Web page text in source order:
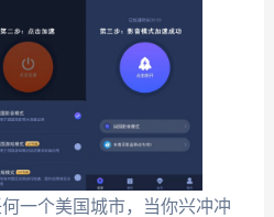
一个美国城市，当你兴冲冲